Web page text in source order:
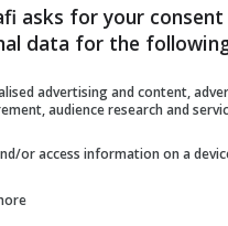
kërkon debat për
për
asks for your
data for the
advertising and content,
audience research and
or access information on a